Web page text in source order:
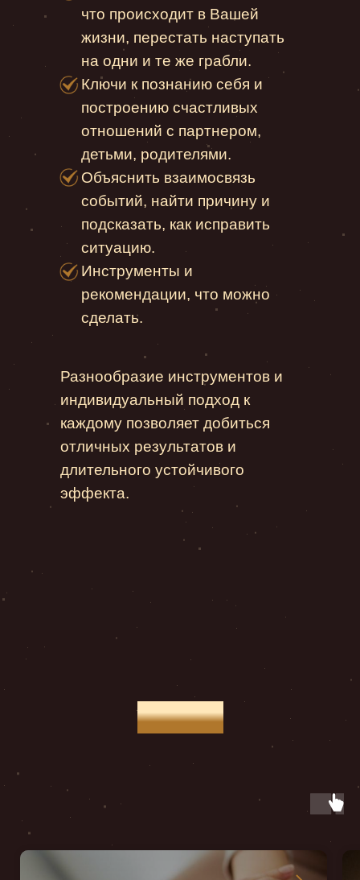
что происходит в Вашей
жизни, перестать наступать
на одни и те же грабли.
Ключи к познанию себя и
построению счастливых
отношений с партнером,
детьми, родителями.
Объяснить взаимосвязь
событий, найти причину и
подсказать, как исправить
ситуацию.
Инструменты и
рекомендации, что можно
сделать.
Разнообразие инструментов и
индивидуальный подход к
каждому позволяет добиться
отличных результатов и
длительного устойчивого
эффекта.
Услуги: